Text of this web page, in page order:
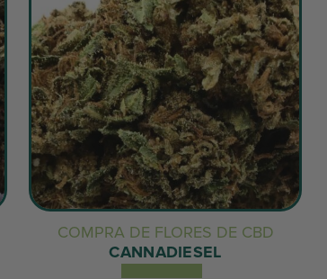
COMPRA DE FLORES DE CBD
CANNADIESEL